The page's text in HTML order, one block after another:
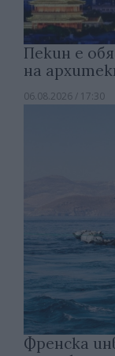
Пекин е
на
06.08.2026 / 17:30
Френска